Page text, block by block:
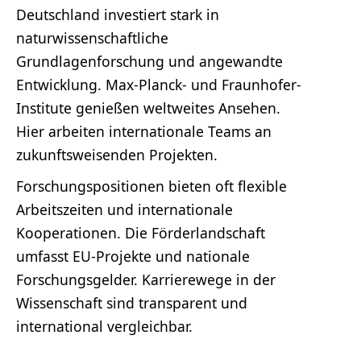
Deutschland investiert stark in
naturwissenschaftliche
Grundlagenforschung und angewandte
Entwicklung. Max-Planck- und Fraunhofer-
Institute genießen weltweites Ansehen.
Hier arbeiten internationale Teams an
zukunftsweisenden Projekten.
Forschungspositionen bieten oft flexible
Arbeitszeiten und internationale
Kooperationen. Die Förderlandschaft
umfasst EU-Projekte und nationale
Forschungsgelder. Karrierewege in der
Wissenschaft sind transparent und
international vergleichbar.